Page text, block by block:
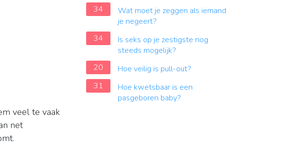
veel te vaak
net
34
Wat moet je zeggen als iemand
je negeert?
34
Is seks op je zestigste nog
steeds mogelijk?
20
Hoe veilig is pull-out?
31
Hoe kwetsbaar is een
pasgeboren baby?